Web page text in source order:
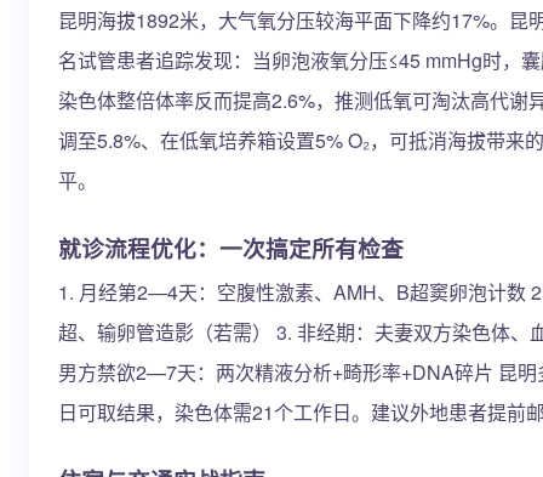
昆明海拔1892米，大气氧分压较海平面下降约17%。
名试管患者追踪发现：当卵泡液氧分压≤45 mmHg时，
染色体整倍体率反而提高2.6%，推测低氧可淘汰高代谢
调至5.8%、在低氧培养箱设置5% O₂，可抵消海拔带来
平。
就诊流程优化：一次搞定所有检查
1. 月经第2—4天：空腹性激素、AMH、B超窦卵泡计数
超、输卵管造影（若需） 3. 非经期：夫妻双方染色体、
男方禁欲2—7天：两次精液分析+畸形率+DNA碎片 昆
日可取结果，染色体需21个工作日。建议外地患者提前